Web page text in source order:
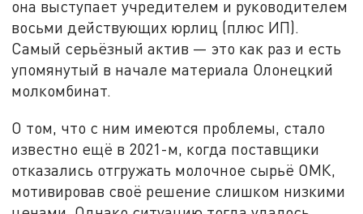
она выступает учредителем и руководителем
восьми действующих юрлиц (плюс ИП).
Самый серьёзный актив — это как раз и есть
упомянутый в начале материала Олонецкий
молкомбинат.
О том, что с ним имеются проблемы, стало
известно ещё в 2021-м, когда поставщики
отказались отгружать молочное сырьё ОМК,
мотивировав своё решение слишком низкими